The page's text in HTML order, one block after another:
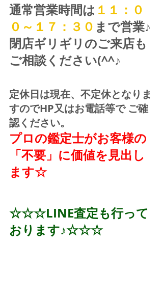
通常営業時間は １１：０
０～１７：３０ まで営業♪
閉店ギリギリのご来店も
ご相談ください(^^♪
定休日は現在、不定休となりま
すのでHP又はお電話等で ご確
認ください。
プロの鑑定士がお客様の
「不要」に価値を見出し
ます☆
☆☆☆LINE査定も行って
おります♪☆☆☆